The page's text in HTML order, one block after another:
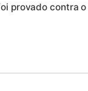
provado contra